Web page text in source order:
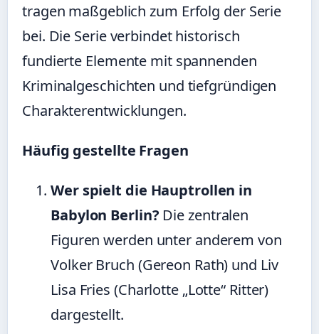
tragen maßgeblich zum Erfolg der Serie
bei. Die Serie verbindet historisch
fundierte Elemente mit spannenden
Kriminalgeschichten und tiefgründigen
Charakterentwicklungen.
Häufig gestellte Fragen
Wer spielt die Hauptrollen in
Babylon Berlin? Die zentralen
Figuren werden unter anderem von
Volker Bruch (Gereon Rath) und Liv
Lisa Fries (Charlotte „Lotte“ Ritter)
dargestellt.